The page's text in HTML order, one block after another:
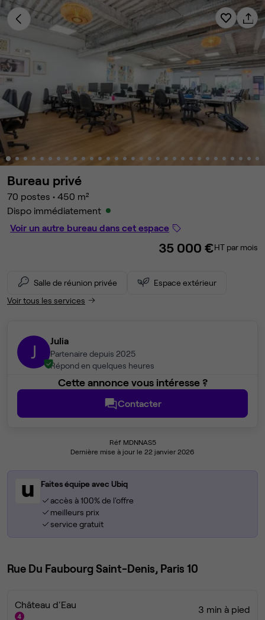
Bureau privé
70 postes • 450 m²
Dispo immédiatement
Voir un autre bureau dans cet espace
35 000 €HT par mois
Salle de réunion privée
Espace extérieur
Voir tous les services
J Julia
Partenaire depuis 2025
Répond en quelques heures
Cette annonce vous intéresse ?
Contacter
Réf MDNNAS5
Dernière mise à jour le 22 janvier 2026
Faites équipe avec Ubiq
accès à 100% de l'offre
meilleurs prix
service gratuit
Rue Du Faubourg Saint-Denis, Paris 10
Château d'Eau 3 min à pied